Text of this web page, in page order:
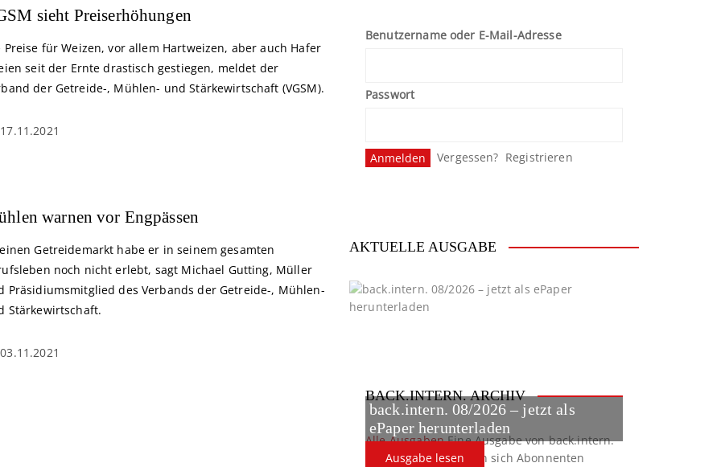
sieht Preiserhöhungen
Preise für Weizen, vor allem Hartweizen, aber auch Hafer
seit der Ernte drastisch gestiegen, meldet der
der Getreide-, Mühlen- und Stärkewirtschaft (VGSM).
17.11.2021
warnen vor Engpässen
Getreidemarkt habe er in seinem gesamten
noch nicht erlebt, sagt Michael Gutting, Müller
Präsidiumsmitglied des Verbands der Getreide-, Mühlen-
Stärkewirtschaft.
03.11.2021
Benutzername oder E-Mail-Adresse
Passwort
Vergessen? Registrieren
AKTUELLE AUSGABE
back.intern. 08/2026 – jetzt als
ePaper herunterladen
Ausgabe lesen
BACK.INTERN. ARCHIV
Alle AusgabenEine Ausgabe von back.intern.
verpasst? Hier können sich Abonnenten